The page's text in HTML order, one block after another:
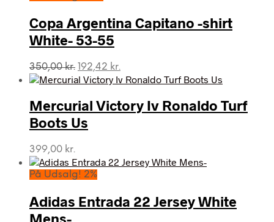
Copa Argentina Capitano -shirt
White- 53-55
350,00kr. Den
oprindelige
var:
350,00 kr..
192,42 kr.
aktuelle
er:
192,42 kr..
Mercurial Victory Iv Ronaldo Turf
Boots Us
399,00 kr.
På Udsalg! 2%
Adidas Entrada 22 Jersey White
Mens-